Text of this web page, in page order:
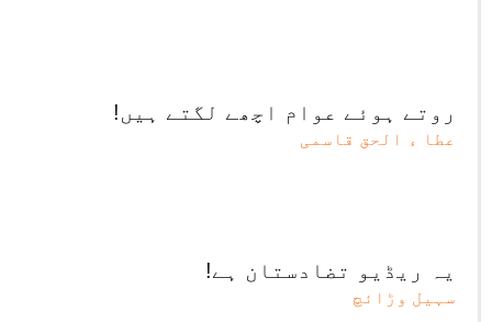
روتے ہوئے عوام اچھے لگتے ہیں!
عطا ء الحق قاسمی
یہ ریڈیو تضادستان ہے!
سہیل وڑائچ